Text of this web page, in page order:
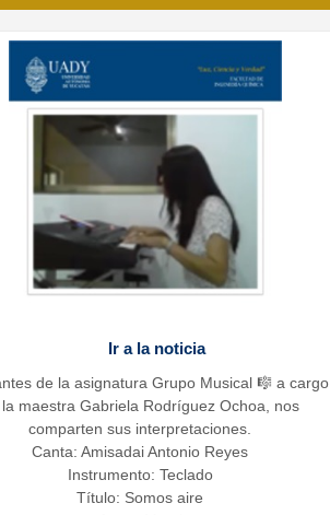
Ir a la noticia
de la asignatura Grupo Musical 🎼 a cargo
maestra Gabriela Rodríguez Ochoa, nos
comparten sus interpretaciones.
Canta: Amisadai Antonio Reyes
Instrumento: Teclado
Título: Somos aire